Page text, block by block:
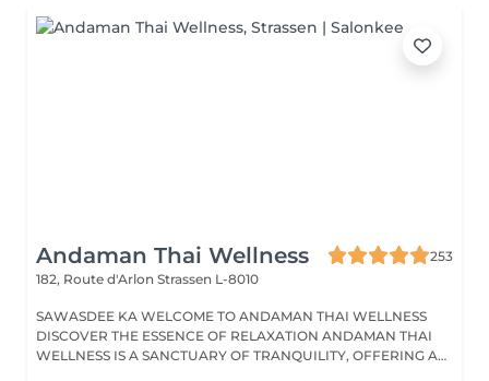
Andaman Thai Wellness
253
182, Route d'Arlon Strassen L-8010
SAWASDEE KA WELCOME TO ANDAMAN THAI WELLNESS
DISCOVER THE ESSENCE OF RELAXATION ANDAMAN THAI
WELLNESS IS A SANCTUARY OF TRANQUILITY, OFFERING A